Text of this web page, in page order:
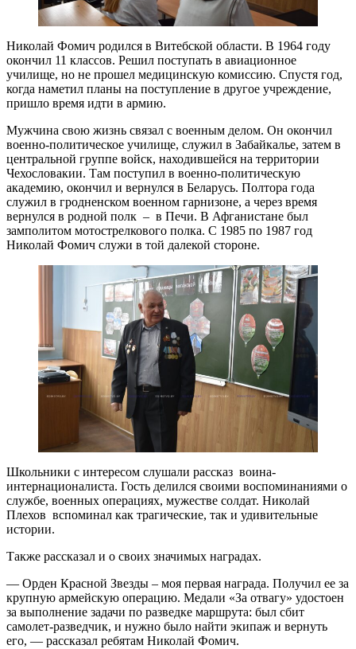
Николай Фомич родился в Витебской области. В 1964 году
окончил 11 классов. Решил поступать в авиационное
училище, но не прошел медицинскую комиссию. Спустя год,
когда наметил планы на поступление в другое учреждение,
пришло время идти в армию.
Мужчина свою жизнь связал с военным делом. Он окончил
военно-политическое училище, служил в Забайкалье, затем в
центральной группе войск, находившейся на территории
Чехословакии. Там поступил в военно-политическую
академию, окончил и вернулся в Беларусь. Полтора года
служил в гродненском военном гарнизоне, а через время
вернулся в родной полк – в Печи. В Афганистане был
замполитом мотострелкового полка. С 1985 по 1987 год
Николай Фомич служи в той далекой стороне.
Школьники с интересом слушали рассказ воина-
интернационалиста. Гость делился своими воспоминаниями о
службе, военных операциях, мужестве солдат. Николай
Плехов вспоминал как трагические, так и удивительные
истории.
Также рассказал и о своих значимых наградах.
— Орден Красной Звезды – моя первая награда. Получил ее за
крупную армейскую операцию. Медали «За отвагу» удостоен
за выполнение задачи по разведке маршрута: был сбит
самолет-разведчик, и нужно было найти экипаж и вернуть
его, — рассказал ребятам Николай Фомич.